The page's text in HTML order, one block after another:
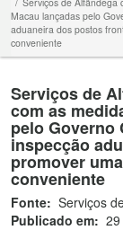
Macau lançadas pelo
aduaneira dos postos
conveniente
Serviços de
com as
pelo Governo
inspecção
promover
conveniente
Fonte: Serviços
Publicado em: